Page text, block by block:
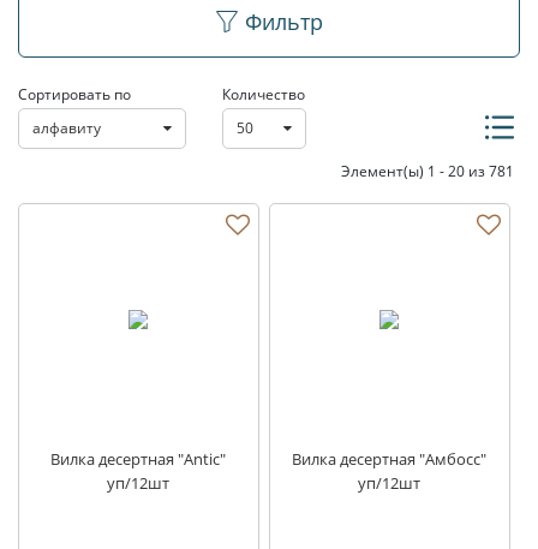
Столовые приборы
Фильтр
Сортировать по
алфавиту
Количество
50
Элемент(ы) 1 - 20 из 781
Вилка десертная "Antic"
уп/12шт
Вилка десертная "Aмбосс"
уп/12шт